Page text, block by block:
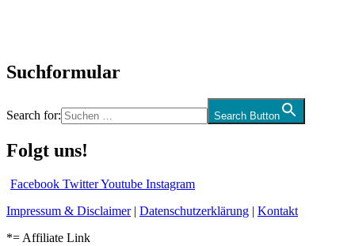
Suchformular
Search for: Search Button
Folgt uns!
Facebook TwitterYoutube Instagram
Impressum & Disclaimer| Datenschutzerklärung | Kontakt
*= Affiliate Link